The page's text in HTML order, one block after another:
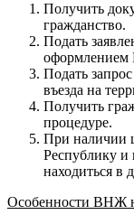
Получить
гражданство.
Подать
Подать
въезда на
Получить
процедуре.
При наличии
Республику и
находиться в
Особенности ВНЖ